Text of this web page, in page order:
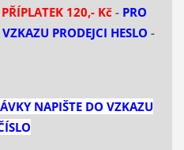
PŘÍPLATEK 120,- Kč-PRO
PRODEJCI HESLO -
NAPIŠTE DO VZKAZU